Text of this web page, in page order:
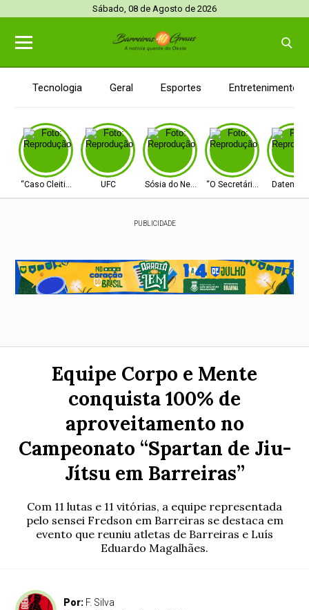
Sábado, 08 de Agosto de 2026
Tecnologia Geral Esportes Entretenimento
“Caso Cleitinho” UFC Sósia do Neymar“O Secretário” Datena
PUBLICIDADE
Equipe Corpo e Mente
conquista 100% de
aproveitamento no
Campeonato “Spartan de Jiu-
Jítsu em Barreiras”
Com 11 lutas e 11 vitórias, a equipe representada
pelo sensei Fredson em Barreiras se destaca em
evento que reuniu atletas de Barreiras e Luís
Eduardo Magalhães.
Por: F. Silva